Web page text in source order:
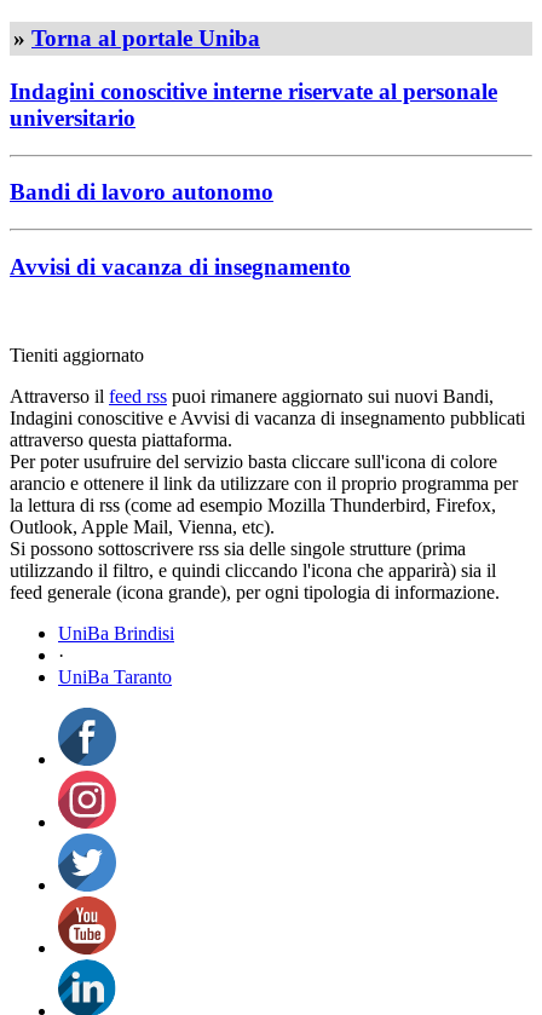
» Torna al portale Uniba
Indagini conoscitive interne riservate al personale
universitario
Bandi di lavoro autonomo
Avvisi di vacanza di insegnamento
Tieniti aggiornato
Attraverso il feed rss puoi rimanere aggiornato sui nuovi Bandi,
Indagini conoscitive e Avvisi di vacanza di insegnamento pubblicati
attraverso questa piattaforma.
Per poter usufruire del servizio basta cliccare sull'icona di colore
arancio e ottenere il link da utilizzare con il proprio programma per
la lettura di rss (come ad esempio Mozilla Thunderbird, Firefox,
Outlook, Apple Mail, Vienna, etc).
Si possono sottoscrivere rss sia delle singole strutture (prima
utilizzando il filtro, e quindi cliccando l'icona che apparirà) sia il
feed generale (icona grande), per ogni tipologia di informazione.
UniBa Brindisi
·
UniBa Taranto